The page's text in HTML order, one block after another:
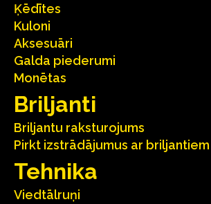
Ķēdītes
Kuloni
Aksesuāri
Galda piederumi
Monētas
Briljanti
Briljantu raksturojums
Pirkt izstrādājumus ar briljantiem
Tehnika
Viedtālruņi